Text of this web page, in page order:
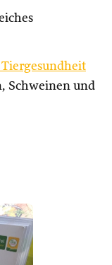
Schweinen und